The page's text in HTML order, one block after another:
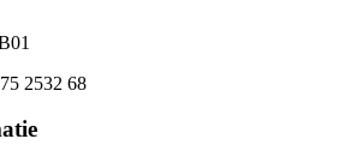
2532 68